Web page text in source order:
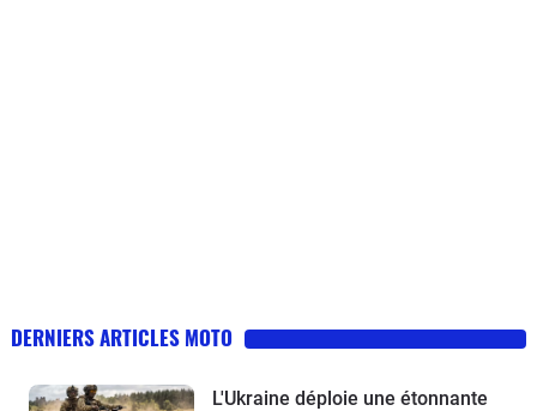
DERNIERS ARTICLES MOTO
L'Ukraine déploie une étonnante